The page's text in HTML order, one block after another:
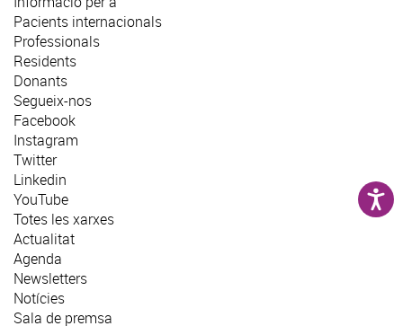
Pacients internacionals
Professionals
Residents
Donants
Segueix-nos
Facebook
Instagram
Twitter
Linkedin
YouTube
Totes les xarxes
Actualitat
Agenda
Newsletters
Notícies
Sala de premsa